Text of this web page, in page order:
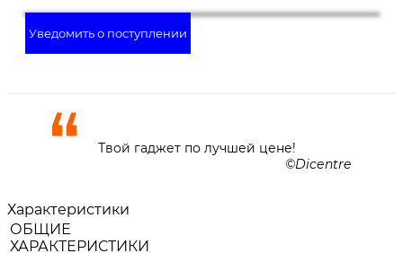
Уведомить о поступлении
Твой гаджет по лучшей цене!
Dicentre
Характеристики
ОБЩИЕ
ХАРАКТЕРИСТИКИ